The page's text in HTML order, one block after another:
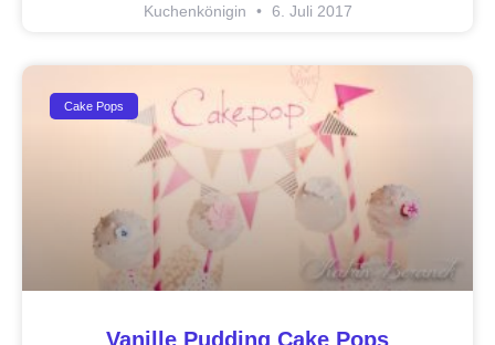
Kuchenkönigin 6. Juli 2017
Cake Pops
Vanille Pudding Cake Pops